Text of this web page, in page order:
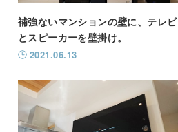
補強ないマンションの壁に、テレビ
とスピーカーを壁掛け。
2021.06.13